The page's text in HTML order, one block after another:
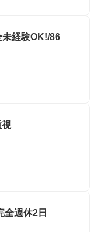
未経験OK!/86
視
全週休2日